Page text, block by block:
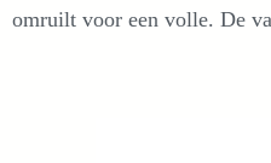
omruilt voor een volle. De